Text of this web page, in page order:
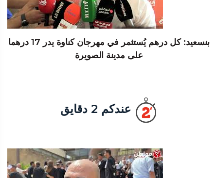
بنسعيد: كل درهم يُستثمر في مهرجان كناوة يدر 17 درهما
على مدينة الصويرة
عندكم 2 دقايق